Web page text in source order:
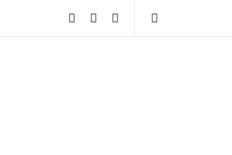
instagramfacebooklinkedin